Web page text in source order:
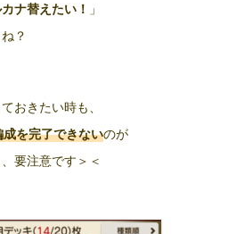
ナ替えたい！
」
？
おきたい時も、
を完了できないのが
要注意です＞＜